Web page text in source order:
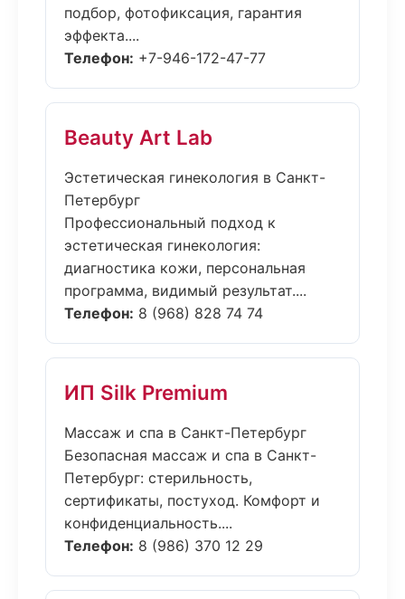
подбор, фотофиксация, гарантия
эффекта....
Телефон: +7-946-172-47-77
Beauty Art Lab
Эстетическая гинекология в Санкт-
Петербург
Профессиональный подход к
эстетическая гинекология:
диагностика кожи, персональная
программа, видимый результат....
Телефон: 8 (968) 828 74 74
ИП Silk Premium
Массаж и спа в Санкт-Петербург
Безопасная массаж и спа в Санкт-
Петербург: стерильность,
сертификаты, постуход. Комфорт и
конфиденциальность....
Телефон: 8 (986) 370 12 29